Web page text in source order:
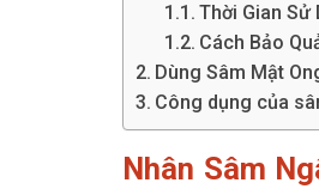
Thời Gian Sử
Cách Bảo
Dùng Sâm Mật
Công dụng của
Nhân Sâm